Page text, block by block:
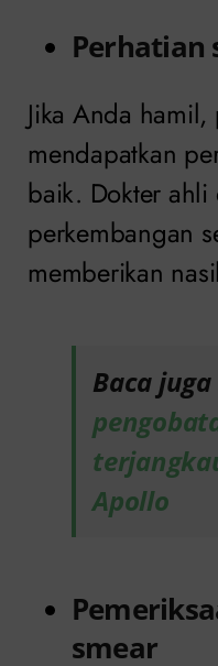
Perhatian
Jika Anda
mendapatkan
baik. Dokter ahli
perkembangan
memberikan
Baca juga
Apollo
smear